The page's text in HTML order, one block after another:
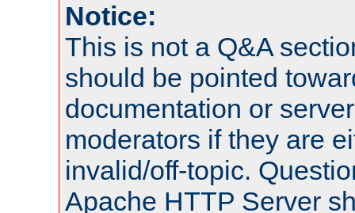
Notice:
This is not a Q&A
should be pointed
documentation or
moderators if they are
invalid/off-topic.
Apache HTTP Server